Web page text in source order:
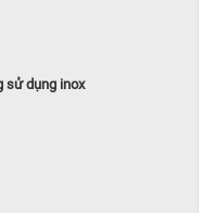
sử dụng inox